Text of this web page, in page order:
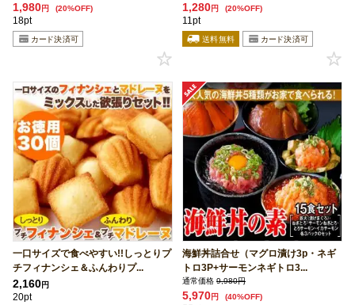
1,980円 (20%OFF)
18pt
1,280円 (20%OFF)
11pt
一口サイズで食べやすい!!しっとりプ
チフィナンシェ＆ふんわりプ...
2,160円
20pt
海鮮丼詰合せ（マグロ漬け3p・ネギ
トロ3P+サーモンネギトロ3...
通常価格 9,980円
5,970円 (40%OFF)